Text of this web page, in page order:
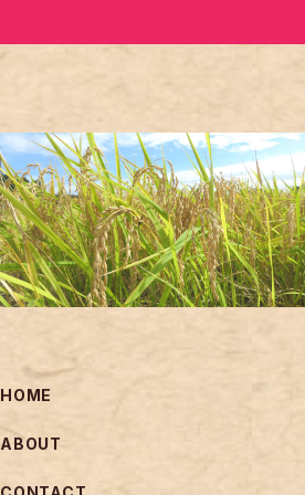
HOME
ABOUT